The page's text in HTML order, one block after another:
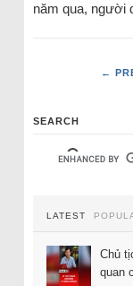
năm qua, người
←
SEARCH
LATEST
Chủ
quan